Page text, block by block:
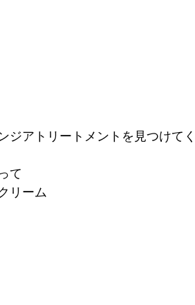
アトリートメントを見つけてく
て
リーム